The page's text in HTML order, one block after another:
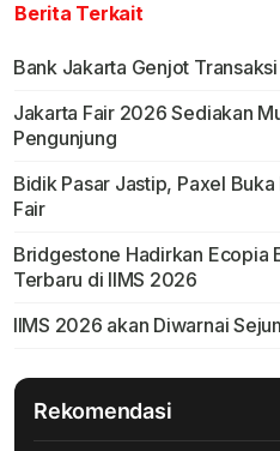
Berita Terkait
Bank Jakarta Genjot
Jakarta Fair 2026 Sediakan
Pengunjung
Bidik Pasar Jastip, Paxel
Fair
Bridgestone Hadirkan Ecopia
Terbaru di IIMS 2026
IIMS 2026 akan Diwarnai
Rekomendasi